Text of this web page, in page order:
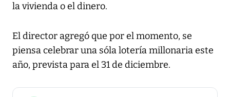
la vivienda o el dinero.
El director agregó que por el momento, se
piensa celebrar una sóla lotería millonaria este
año, prevista para el 31 de diciembre.